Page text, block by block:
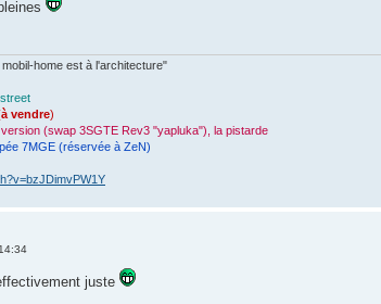
home est à l'architecture"
à vendre)
(swap 3SGTE Rev3 "yapluka"), la pistarde
7MGE (réservée à ZeN)
juste